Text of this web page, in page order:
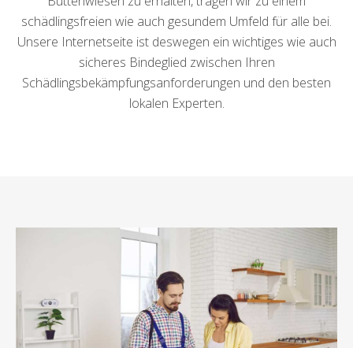
schädlingsfreien wie auch gesundem Umfeld für alle bei.
Unsere Internetseite ist deswegen ein wichtiges wie auch
sicheres Bindeglied zwischen Ihren
Schädlingsbekämpfungsanforderungen und den besten
lokalen Experten.